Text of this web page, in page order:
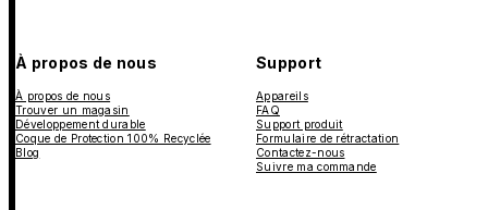
À propos de nous
À propos de nous
Trouver un magasin
Développement durable
Coque de Protection 100% Recyclée
Blog
Support
Appareils
FAQ
Support produit
Formulaire de rétractation
Contactez-nous
Suivre ma commande